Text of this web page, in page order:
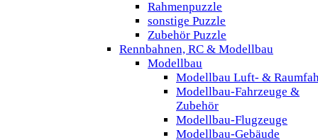
Rahmenpuzzle
sonstige Puzzle
Zubehör Puzzle
Rennbahnen, RC & Modellbau
Modellbau
Modellbau Luft- &
Modellbau-Fahrzeuge &
Zubehör
Modellbau-Flugzeuge
Modellbau-Gebäude